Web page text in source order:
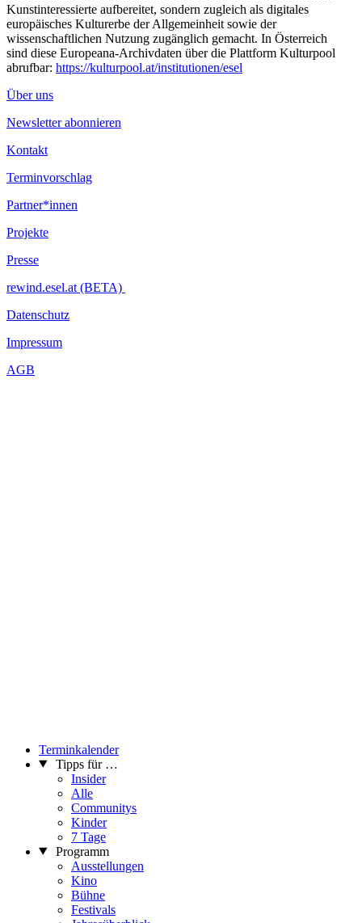
Kunstinteressierte aufbereitet, sondern zugleich als digitales
europäisches Kulturerbe der Allgemeinheit sowie der
wissenschaftlichen Nutzung zugänglich gemacht. In Österreich
sind diese Europeana-Archivdaten über die Plattform Kulturpool
abrufbar: https://kulturpool.at/institutionen/esel
Über uns
Newsletter abonnieren
Kontakt
Terminvorschlag
Partner*innen
Projekte
Presse
rewind.esel.at (BETA)
Datenschutz
Impressum
AGB
Terminkalender
Tipps für …
Insider
Alle
Communitys
Kinder
7 Tage
Programm
Ausstellungen
Kino
Bühne
Festivals